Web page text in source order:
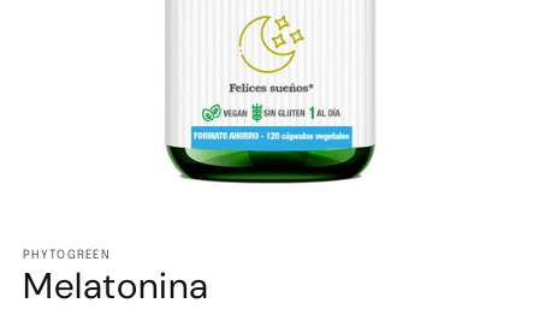
multimedia
1
en
PHYTOGREEN
Melatonina